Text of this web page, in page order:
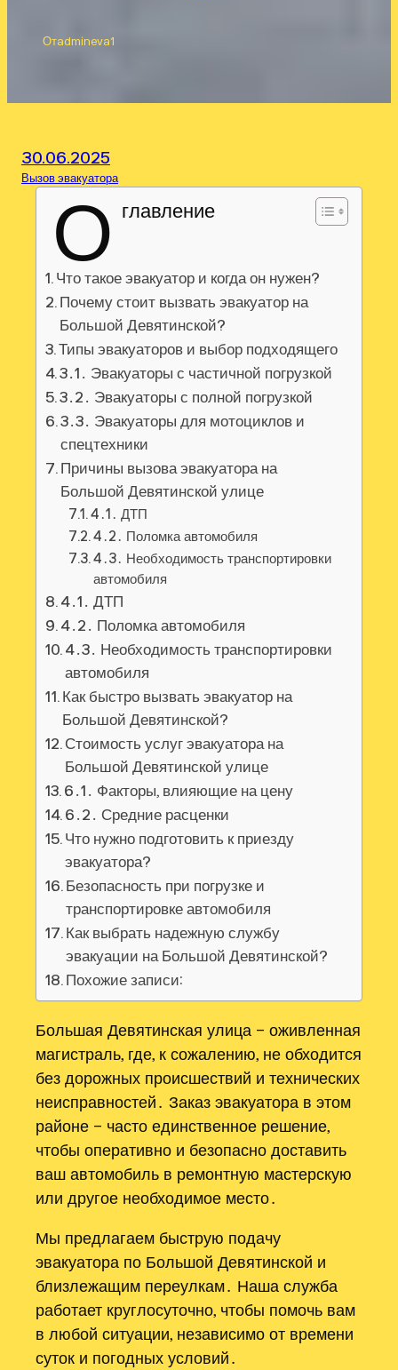
Отadmineva1
30.06.2025
Вызов эвакуатора
О главление
Что такое эвакуатор и когда он нужен?
Почему стоит вызвать эвакуатор на
Большой Девятинской?
Типы эвакуаторов и выбор подходящего
3․1․ Эвакуаторы с частичной погрузкой
3․2․ Эвакуаторы с полной погрузкой
3․3․ Эвакуаторы для мотоциклов и
спецтехники
Причины вызова эвакуатора на
Большой Девятинской улице
4․1․ ДТП
4․2․ Поломка автомобиля
4․3․ Необходимость транспортировки
автомобиля
4․1․ ДТП
4․2․ Поломка автомобиля
4․3․ Необходимость транспортировки
автомобиля
Как быстро вызвать эвакуатор на
Большой Девятинской?
Стоимость услуг эвакуатора на
Большой Девятинской улице
6․1․ Факторы, влияющие на цену
6․2․ Средние расценки
Что нужно подготовить к приезду
эвакуатора?
Безопасность при погрузке и
транспортировке автомобиля
Как выбрать надежную службу
эвакуации на Большой Девятинской?
Похожие записи:
Большая Девятинская улица – оживленная
магистраль, где, к сожалению, не обходится
без дорожных происшествий и технических
неисправностей․ Заказ эвакуатора в этом
районе – часто единственное решение,
чтобы оперативно и безопасно доставить
ваш автомобиль в ремонтную мастерскую
или другое необходимое место․
Мы предлагаем быструю подачу
эвакуатора по Большой Девятинской и
близлежащим переулкам․ Наша служба
работает круглосуточно, чтобы помочь вам
в любой ситуации, независимо от времени
суток и погодных условий․